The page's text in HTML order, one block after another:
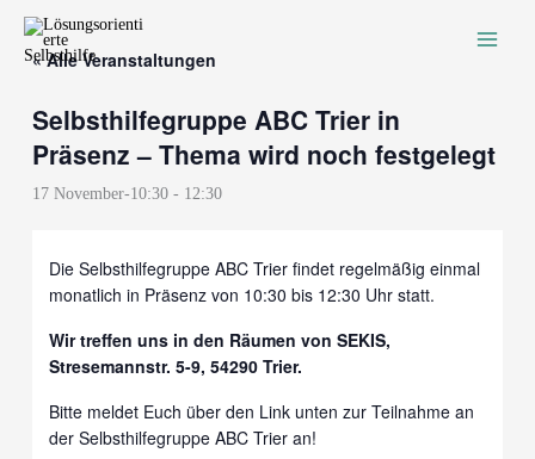
Inhalt
springen« Alle Veranstaltungen
Selbsthilfegruppe ABC Trier in
Präsenz – Thema wird noch festgelegt
17 November-10:30 - 12:30
Die Selbsthilfegruppe ABC Trier findet regelmäßig einmal
monatlich in Präsenz von 10:30 bis 12:30 Uhr statt.
Wir treffen uns in den Räumen von SEKIS,
Stresemannstr. 5-9, 54290 Trier.
Bitte meldet Euch über den Link unten zur Teilnahme an
der Selbsthilfegruppe ABC Trier an!